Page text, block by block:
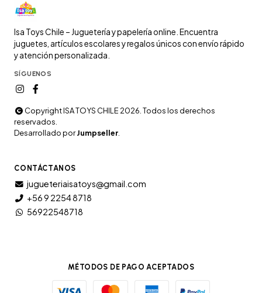
Isa Toys Chile – Juguetería y papelería online. Encuentra
juguetes, artículos escolares y regalos únicos con envío rápido
y atención personalizada.
SÍGUENOS
Copyright ISA TOYS CHILE 2026. Todos los derechos
reservados.
Desarrollado porJumpseller
CONTÁCTANOS
jugueteriaisatoys@gmail.com
+56 9 2254 8718
56922548718
MÉTODOS DE PAGO ACEPTADOS